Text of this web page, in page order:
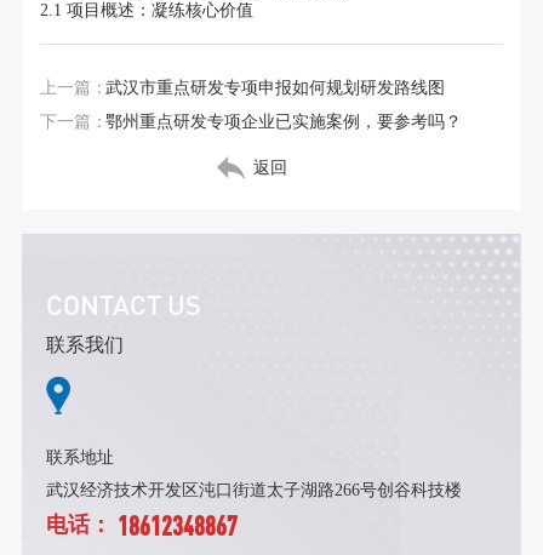
2.1 项目概述：凝练核心价值
上一篇：武汉市重点研发专项申报如何规划研发路线图
下一篇：鄂州重点研发专项企业已实施案例，要参考吗？
返回
CONTACT US
联系我们
联系地址
武汉经济技术开发区沌口街道太子湖路266号创谷科技楼
电话： 18612348867